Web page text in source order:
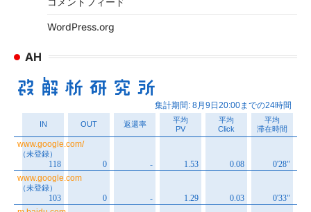
WordPress.org
AH